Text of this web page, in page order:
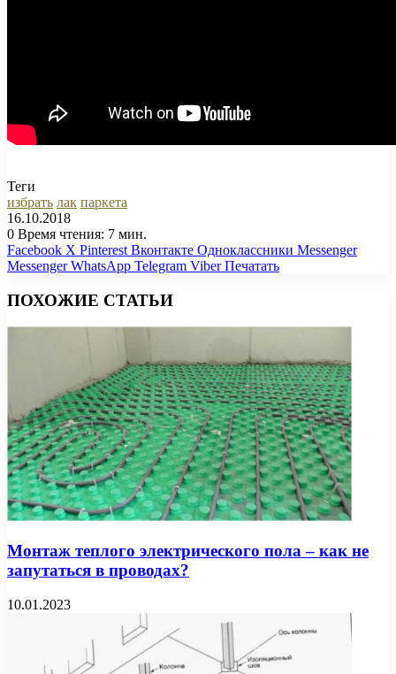
Теги
избрать лак паркета
16.10.2018
0 Время чтения: 7 мин.
Facebook X Pinterest Вконтакте Одноклассники Messenger
Messenger WhatsApp Telegram Viber Печатать
ПОХОЖИЕ СТАТЬИ
Монтаж теплого электрического пола – как не
запутаться в проводах?
10.01.2023